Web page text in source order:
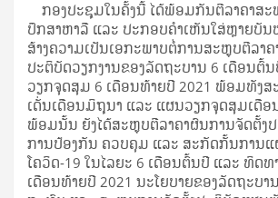
ກອງປະຊຸມໃນຄັ້ງນີ້ ໄດ້ພ້ອມກັນຕີລາຄາສະ
ປຶກສາຫາລື ແລະ ປະກອບຄໍາເຫັນໃສ່ຫຼາຍບັ
ສ້າງຄວາມເປັນເອກະພາບຕໍ່ການສະຫຼຸບຕີລາຄ
ປະຕິບັດວຽກງານຂອງລັດຖະບານ 6 ເດືອນຕົ້
ວຽກຈຸດສຸມ 6 ເດືອນທ້າຍປີ 2021 ພ້ອມທັງ
ເດັ່ນເດືອນມິຖຸນາ ແລະ ແຜນວຽກຈຸດສຸມເດືອ
ພ້ອມນັ້ນ ຍັງໄດ້ສະຫຼຸບຕີລາຄາຜົນການຈັດຕັ້ງ
ການປ້ອງກັນ ຄວບຄຸມ ແລະ ສະກັດກັ້ນການແ
ໂຄວິດ-19 ໃນໄລຍະ 6 ເດືອນຕົ້ນປີ ແລະ ທິດທ
ເດືອນທ້າຍປີ 2021 ນະໂຍບາຍຂອງລັດຖະບ